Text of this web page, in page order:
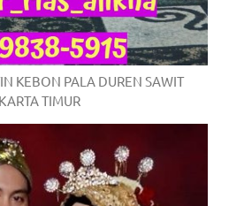
KEBON PALA DUREN SAWIT
TIMUR